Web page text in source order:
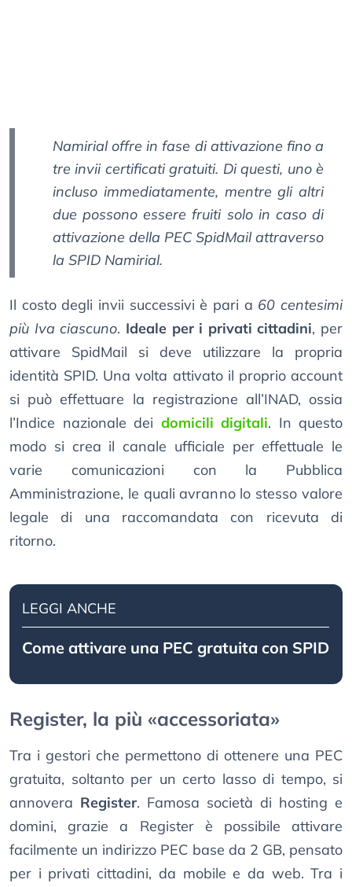
Namirial offre in fase di attivazione fino a
tre invii certificati gratuiti. Di questi, uno è
incluso immediatamente, mentre gli altri
due possono essere fruiti solo in caso di
attivazione della PEC SpidMail attraverso
la SPID Namirial.
Il costo degli invii successivi è pari a 60 centesimi
più Iva ciascuno. Ideale per i privati cittadini, per
attivare SpidMail si deve utilizzare la propria
identità SPID. Una volta attivato il proprio account
si può effettuare la registrazione all’INAD, ossia
l’Indice nazionale dei domicili digitali. In questo
modo si crea il canale ufficiale per effettuale le
varie comunicazioni con la Pubblica
Amministrazione, le quali avranno lo stesso valore
legale di una raccomandata con ricevuta di
ritorno.
LEGGI ANCHE
Come attivare una PEC gratuita con SPID
Register, la più «accessoriata»
Tra i gestori che permettono di ottenere una PEC
gratuita, soltanto per un certo lasso di tempo, si
annovera Register. Famosa società di hosting e
domini, grazie a Register è possibile attivare
facilmente un indirizzo PEC base da 2 GB, pensato
per i privati cittadini, da mobile e da web. Tra i